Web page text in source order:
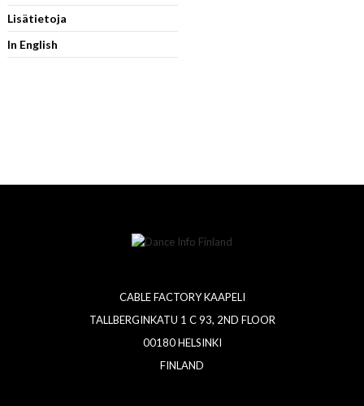
Lisätietoja
In English
CABLE FACTORY KAAPELI
TALLBERGINKATU 1 C 93, 2ND FLOOR
00180 HELSINKI
FINLAND